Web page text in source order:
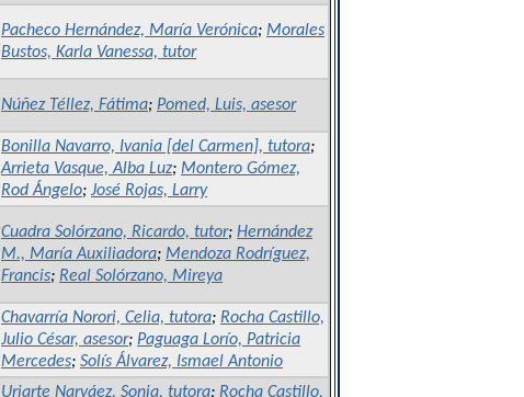
Pacheco Hernández, María Verónica; Morales
Bustos, Karla Vanessa, tutor
Núñez Téllez, Fátima; Pomed, Luis, asesor
Bonilla Navarro, Ivania [del Carmen], tutora;
Arrieta Vasque, Alba Luz; Montero Gómez,
Rod Ángelo; José Rojas, Larry
Cuadra Solórzano, Ricardo, tutor; Hernández
M., María Auxiliadora; Mendoza Rodríguez,
Francis; Real Solórzano, Mireya
Chavarría Norori, Celia, tutora; Rocha Castillo,
Julio César, asesor; Paguaga Lorío, Patricia
Mercedes; Solís Álvarez, Ismael Antonio
Uriarte Narváez, Sonia, tutora; Rocha Castillo,